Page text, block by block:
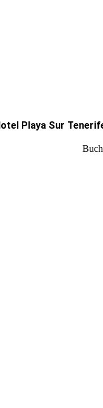
Playa Sur